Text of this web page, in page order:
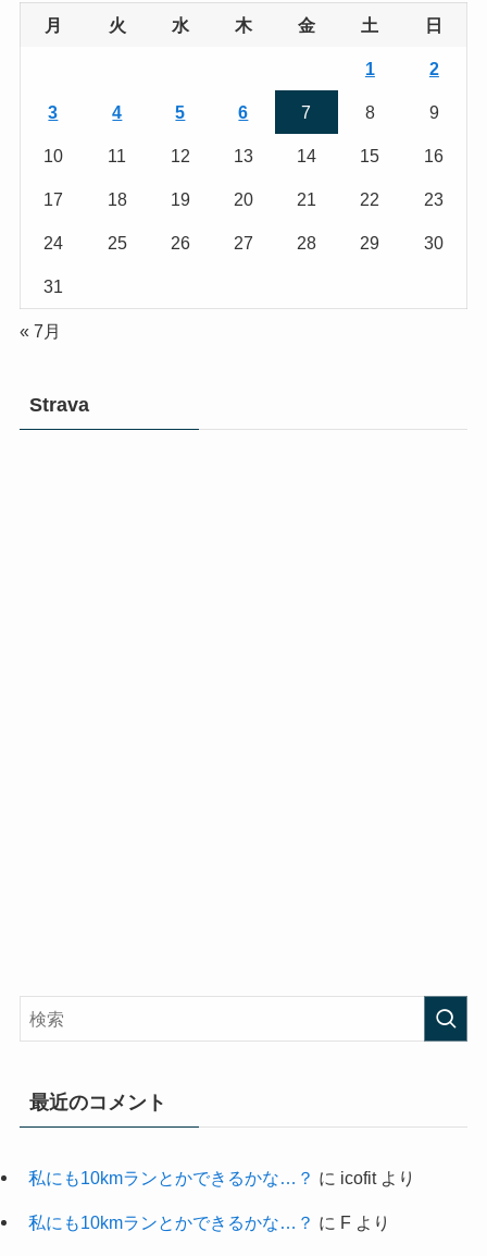
月 火 水 木 金 土 日
1 2
3 4 5 6 7 8 9
10 11 12 13 14 15 16
17 18 19 20 21 22 23
24 25 26 27 28 29 30
31
« 7月
Strava
最近のコメント
私にも10kmランとかできるかな…？ に icofitより
私にも10kmランとかできるかな…？ に Fより